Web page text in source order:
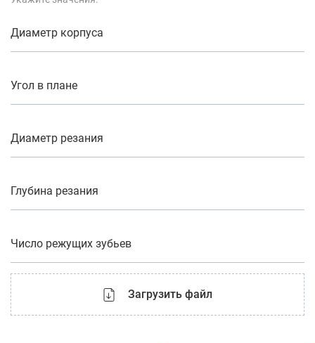
Диаметр корпуса
Угол в плане
Диаметр резания
Глубина резания
Число режущих зубьев
Загрузить файл